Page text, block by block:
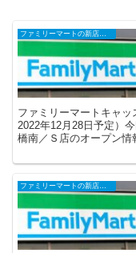
ファミリーマートキャッ
2022年12月28日予定）
橋南／Ｓ店のオープン情
ファミリーマートの新店舗開店・オープンセール(福袋)・閉店、クーポンなど